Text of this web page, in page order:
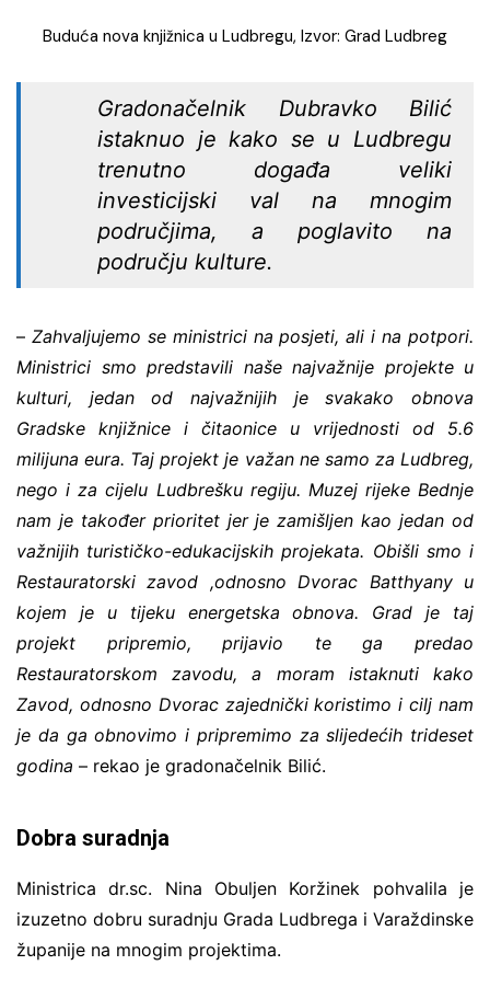
Buduća nova knjižnica u Ludbregu, Izvor: Grad Ludbreg
Gradonačelnik Dubravko Bilić
istaknuo je kako se u Ludbregu
trenutno događa veliki
investicijski val na mnogim
područjima, a poglavito na
području kulture.
– Zahvaljujemo se ministrici na posjeti, ali i na potpori.
Ministrici smo predstavili naše najvažnije projekte u
kulturi, jedan od najvažnijih je svakako obnova
Gradske knjižnice i čitaonice u vrijednosti od 5.6
milijuna eura. Taj projekt je važan ne samo za Ludbreg,
nego i za cijelu Ludbrešku regiju. Muzej rijeke Bednje
nam je također prioritet jer je zamišljen kao jedan od
važnijih turističko-edukacijskih projekata. Obišli smo i
Restauratorski zavod ,odnosno Dvorac Batthyany u
kojem je u tijeku energetska obnova. Grad je taj
projekt pripremio, prijavio te ga predao
Restauratorskom zavodu, a moram istaknuti kako
Zavod, odnosno Dvorac zajednički koristimo i cilj nam
je da ga obnovimo i pripremimo za slijedećih trideset
godina – rekao je gradonačelnik Bilić.
Dobra suradnja
Ministrica dr.sc. Nina Obuljen Koržinek pohvalila je
izuzetno dobru suradnju Grada Ludbrega i Varaždinske
županije na mnogim projektima.